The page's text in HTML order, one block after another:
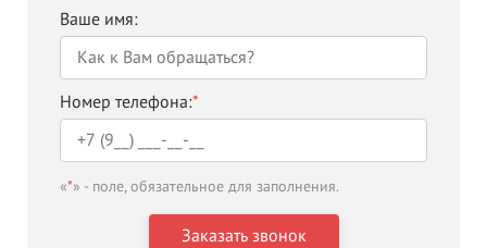
Ваше имя:
Номер телефона:*
«*» - поле, обязательное для заполнения.